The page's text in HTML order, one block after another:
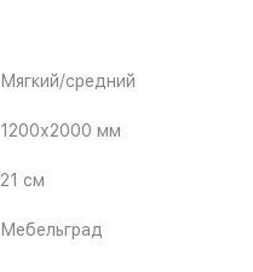
Мягкий/средний
1200х2000 мм
21 см
Мебельград